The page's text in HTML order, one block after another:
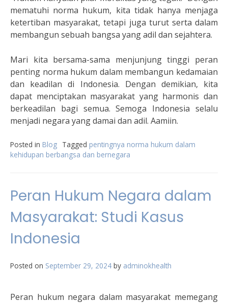
mematuhi norma hukum, kita tidak hanya menjaga
ketertiban masyarakat, tetapi juga turut serta dalam
membangun sebuah bangsa yang adil dan sejahtera.
Mari kita bersama-sama menjunjung tinggi peran
penting norma hukum dalam membangun kedamaian
dan keadilan di Indonesia. Dengan demikian, kita
dapat menciptakan masyarakat yang harmonis dan
berkeadilan bagi semua. Semoga Indonesia selalu
menjadi negara yang damai dan adil. Aamiin.
Posted in Blog Tagged pentingnya norma hukum dalam
kehidupan berbangsa dan bernegara
Peran Hukum Negara dalam
Masyarakat: Studi Kasus
Indonesia
Posted on September 29, 2024 by adminokhealth
Peran hukum negara dalam masyarakat memegang